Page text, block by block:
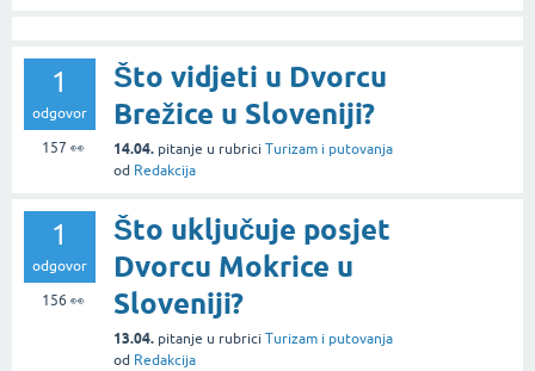
1
odgovor
157 👀
Što vidjeti u Dvorcu
Brežice u Sloveniji?
14.04. pitanje u rubrici Turizam i putovanja
od Redakcija
1
odgovor
156 👀
Što uključuje posjet
Dvorcu Mokrice u
Sloveniji?
13.04. pitanje u rubrici Turizam i putovanja
od Redakcija